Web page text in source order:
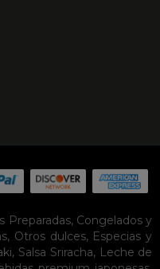
Preparadas, Congelados y
, Otros dulces, Especias y
, Salsa Sriracha, Leche de